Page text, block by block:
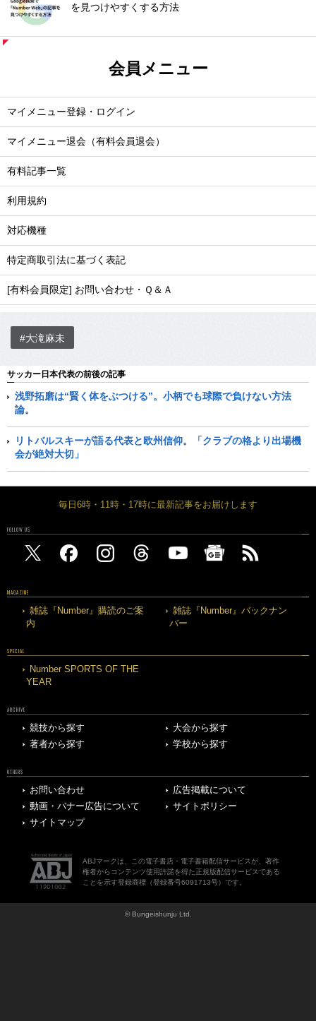
を見つけやすくする方法
会員メニュー
マイメニュー登録・ログイン
マイメニュー退会（有料会員退会）
有料記事一覧
利用規約
対応機種
特定商取引法に基づく表記
[有料会員限定] お問い合わせ・Ｑ＆Ａ
#大滝麻未
サッカー日本代表の前後の記事
浅野拓磨は“賢く体をぶつける”。小柄でも球際で負けない方法
論。
リトバルスキーが語る代表と欧州信仰。「クラブの格より出場機
会が絶対大切」
毎日6時・11時・17時に最新記事をお届けします
FOLLOW US
MAGAZINE
雑誌『Number』購読のご案
内
雑誌『Number』バックナン
バー
SPECIAL
Number SPORTS OF THE
YEAR
ARCHIVE
競技から探す
大会から探す
著者から探す
学校から探す
OTHERS
お問い合わせ
広告掲載について
動画・バナー広告について
サイトポリシー
サイトマップ
ABJマークは、この電子書店・電子書籍配信サービスが、著作
権者からコンテンツ使用許諾を得た正規版配信サービスである
ことを示す登録商標（登録番号6091713号）です。
© Bungeishunju Ltd.